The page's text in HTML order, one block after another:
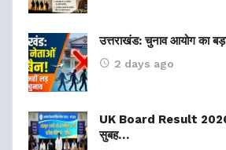
उत्तराखंड: चुनाव आयोग का
2 days ago
UK Board Result
सुबह…